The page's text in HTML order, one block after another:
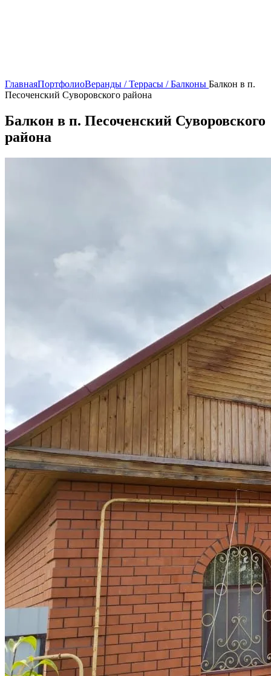
ГлавнаяПортфолиоВеранды / Террасы / Балконы Балкон в п.
Песоченский Суворовского района
Балкон в п. Песоченский Суворовского
района